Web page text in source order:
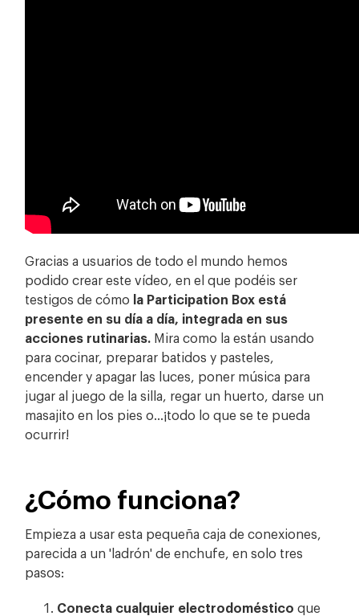
Gracias a usuarios de todo el mundo hemos
podido crear este vídeo, en el que podéis ser
testigos de cómo la Participation Box está
presente en su día a día, integrada en sus
acciones rutinarias. Mira como la están usando
para cocinar, preparar batidos y pasteles,
encender y apagar las luces, poner música para
jugar al juego de la silla, regar un huerto, darse un
masajito en los pies o…¡todo lo que se te pueda
ocurrir!
¿Cómo funciona?
Empieza a usar esta pequeña caja de conexiones,
parecida a un 'ladrón' de enchufe, en solo tres
pasos:
Conecta cualquier electrodoméstico que